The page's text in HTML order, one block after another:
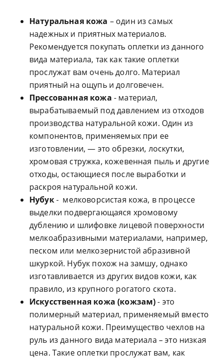
Натуральная кожа – один из самых
надежных и приятных материалов.
Рекомендуется покупать оплетки из данного
вида материала, так как такие оплетки
прослужат вам очень долго. Материал
приятный на ощупь и долговечен.
Прессованная кожа - материал,
вырабатываемый под давлением из отходов
производства натуральной кожи. Один из
компонентов, применяемых при ее
изготовлении, — это обрезки, лоскутки,
хромовая стружка, кожевенная пыль и другие
отходы, остающиеся после выработки и
раскроя натуральной кожи.
Нубук- мелковорсистая кожа, в процессе
выделки подвергающаяся хромовому
дублению и шлифовке лицевой поверхности
мелкоабразивными материалами, например,
песком или мелкозернистой абразивной
шкуркой. Нубук похож на замшу, однако
изготавливается из других видов кожи, как
правило, из крупного рогатого скота.
Искусственная кожа (кожзам)- это
полимерный материал, применяемый вместо
натуральной кожи. Преимущество чехлов на
руль из данного вида материала – это низкая
цена. Такие оплетки прослужат вам, как